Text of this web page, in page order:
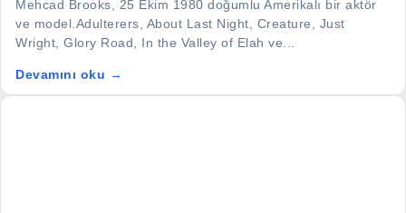
Mehcad Brooks, 25 Ekim 1980 doğumlu Amerikalı bir aktör
ve model.Adulterers, About Last Night, Creature, Just
Wright, Glory Road, In the Valley of Elah ve...
Devamını oku →